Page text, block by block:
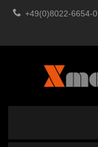
+49(0)8022-6654-0